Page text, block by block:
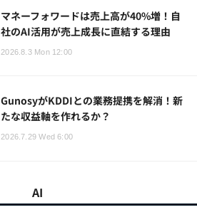
マネーフォワードは売上高が40%増！自
社のAI活用が売上成長に直結する理由
2026.8.3 Mon 12:00
GunosyがKDDIとの業務提携を解消！新
たな収益軸を作れるか？
2026.7.29 Wed 6:00
AI